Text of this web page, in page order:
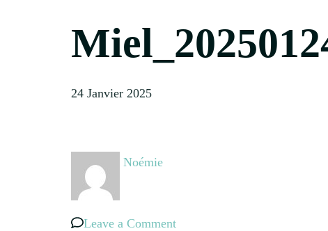
24 Janvier 2025
Noémie
Leave a Commenton